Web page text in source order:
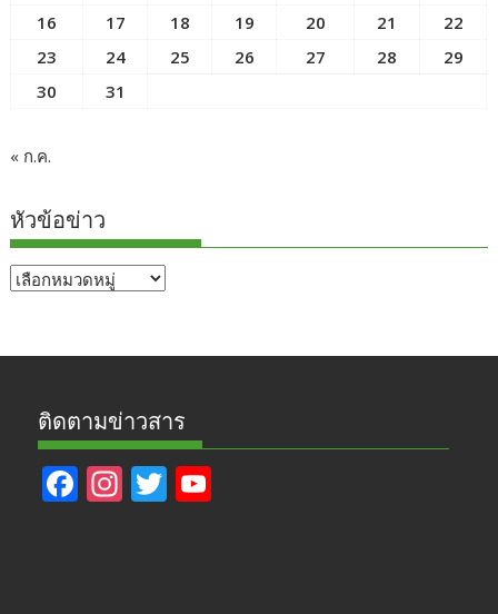
16
17 18 19 20 21
22
23
24 25 26 27 28
29
30
31
« ก.ค.
หัวข้อข่าว
หัวข้อ
ติดตามข่าวสาร
F In T